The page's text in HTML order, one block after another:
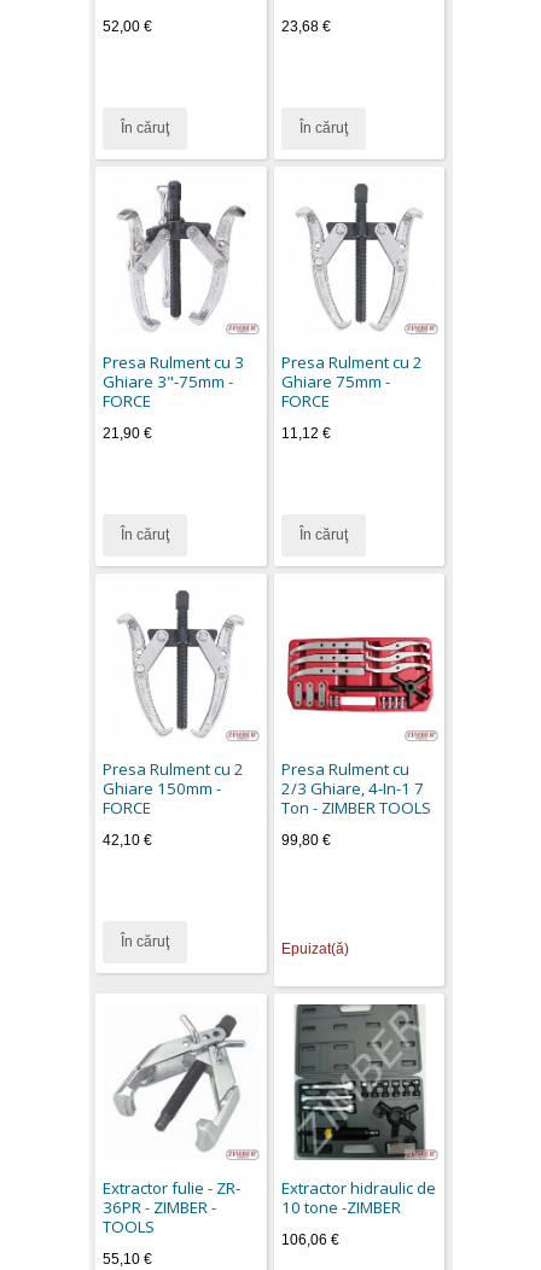
52,00 €
În căruţ
23,68 €
În căruţ
Presa Rulment cu 3
Ghiare 3"-75mm -
FORCE
21,90 €
În căruţ
Presa Rulment cu 2
Ghiare 75mm -
FORCE
11,12 €
În căruţ
Presa Rulment cu 2
Ghiare 150mm -
FORCE
42,10 €
În căruţ
Presa Rulment cu
2/3 Ghiare, 4-In-1 7
Ton - ZIMBER TOOLS
99,80 €
Epuizat(ă)
Extractor fulie - ZR-
36PR - ZIMBER -
TOOLS
55,10 €
Extractor hidraulic de
10 tone -ZIMBER
106,06 €